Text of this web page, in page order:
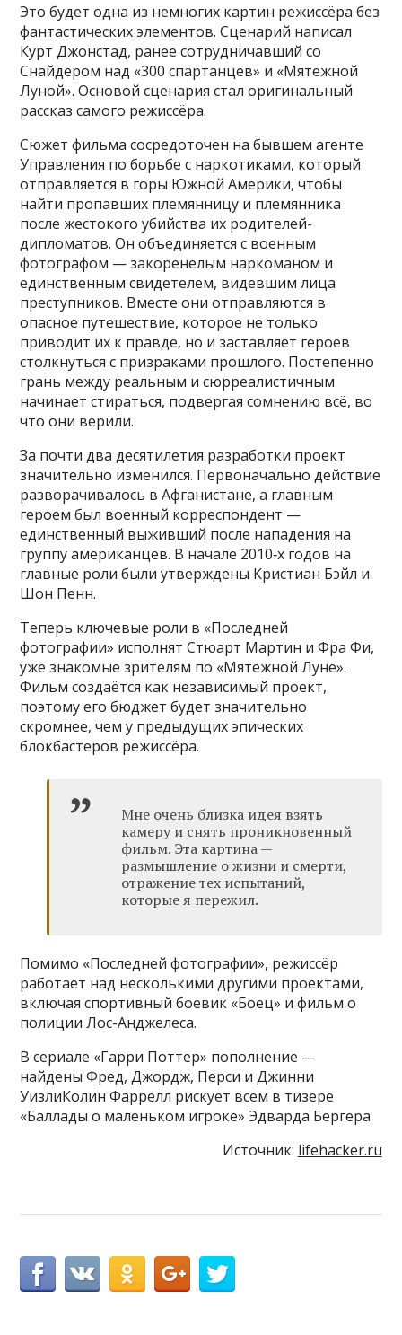
Это будет одна из немногих картин режиссёра без
фантастических элементов. Сценарий написал
Курт Джонстад, ранее сотрудничавший со
Снайдером над «300 спартанцев» и «Мятежной
Луной». Основой сценария стал оригинальный
рассказ самого режиссёра.
Сюжет фильма сосредоточен на бывшем агенте
Управления по борьбе с наркотиками, который
отправляется в горы Южной Америки, чтобы
найти пропавших племянницу и племянника
после жестокого убийства их родителей-
дипломатов. Он объединяется с военным
фотографом — закоренелым наркоманом и
единственным свидетелем, видевшим лица
преступников. Вместе они отправляются в
опасное путешествие, которое не только
приводит их к правде, но и заставляет героев
столкнуться с призраками прошлого. Постепенно
грань между реальным и сюрреалистичным
начинает стираться, подвергая сомнению всё, во
что они верили.
За почти два десятилетия разработки проект
значительно изменился. Первоначально действие
разворачивалось в Афганистане, а главным
героем был военный корреспондент —
единственный выживший после нападения на
группу американцев. В начале 2010‑х годов на
главные роли были утверждены Кристиан Бэйл и
Шон Пенн.
Теперь ключевые роли в «Последней
фотографии» исполнят Стюарт Мартин и Фра Фи,
уже знакомые зрителям по «Мятежной Луне».
Фильм создаётся как независимый проект,
поэтому его бюджет будет значительно
скромнее, чем у предыдущих эпических
блокбастеров режиссёра.
Мне очень близка идея взять
камеру и снять проникновенный
фильм. Эта картина —
размышление о жизни и смерти,
отражение тех испытаний,
которые я пережил.
Помимо «Последней фотографии», режиссёр
работает над несколькими другими проектами,
включая спортивный боевик «Боец» и фильм о
полиции Лос-Анджелеса.
В сериале «Гарри Поттер» пополнение —
найдены Фред, Джордж, Перси и Джинни
УизлиКолин Фаррелл рискует всем в тизере
«Баллады о маленьком игроке» Эдварда Бергера
Источник: lifehacker.ru